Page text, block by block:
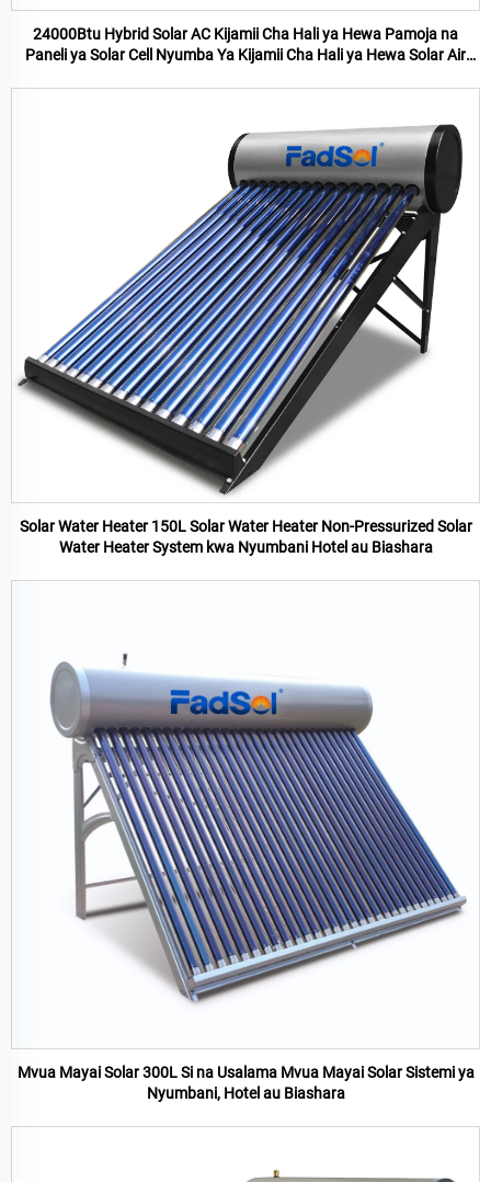
24000Btu Hybrid Solar AC Kijamii Cha Hali ya Hewa Pamoja na
Paneli ya Solar Cell Nyumba Ya Kijamii Cha Hali ya Hewa Solar Air
Solar Water Heater 150L Solar Water Heater Non-Pressurized Solar
Water Heater System kwa Nyumbani Hotel au Biashara
Mvua Mayai Solar 300L Si na Usalama Mvua Mayai Solar Sistemi ya
Nyumbani, Hotel au Biashara